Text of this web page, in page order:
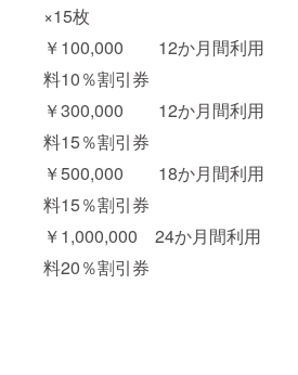
×15枚
￥100,000 12か月間利用
料10％割引券
￥300,000 12か月間利用
料15％割引券
￥500,000 18か月間利用
料15％割引券
￥1,000,000 24か月間利用
料20％割引券